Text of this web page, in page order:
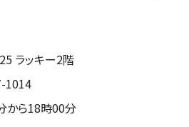
ラッキー2階
1014
から18時00分